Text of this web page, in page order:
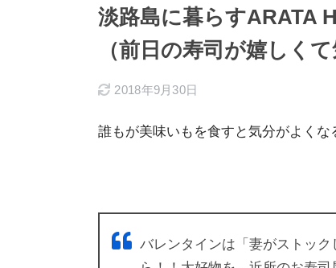
淡路島に暮らすARATA
（前日の寿司が嬉しく
2018年9月30日
誰もが美味いもを食すと気分がよくな
バレンタインは「妻がストッ